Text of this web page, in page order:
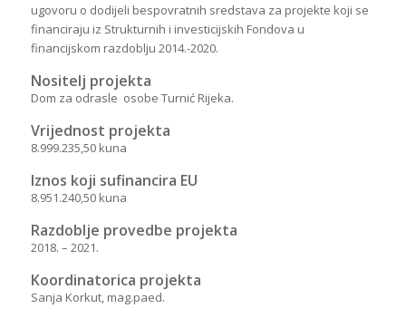
ugovoru o dodijeli bespovratnih sredstava za projekte koji se
financiraju iz Strukturnih i investicijskih Fondova u
financijskom razdoblju 2014.-2020.
Nositelj projekta
Dom za odrasle osobe Turnić Rijeka.
Vrijednost projekta
8.999.235,50 kuna
Iznos koji sufinancira EU
8.951.240,50 kuna
Razdoblje provedbe projekta
2018. – 2021.
Koordinatorica projekta
Sanja Korkut, mag.paed.